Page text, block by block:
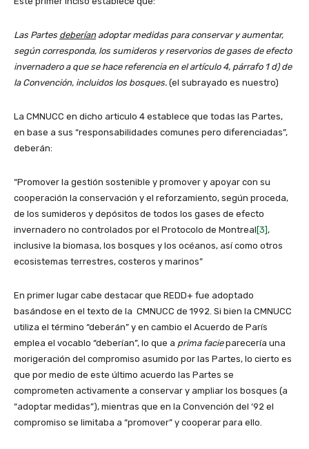
Las Partes deberían adoptar medidas para conservar y aumentar,
según corresponda, los sumideros y reservorios de gases de efecto
invernadero a que se hace referencia en el artículo 4, párrafo 1 d) de
la Convención, incluidos los bosques. (el subrayado es nuestro)
La CMNUCC en dicho articulo 4 establece que todas las Partes,
en base a sus “responsabilidades comunes pero diferenciadas”,
deberán:
“Promover la gestión sostenible y promover y apoyar con su
cooperación la conservación y el reforzamiento, según proceda,
de los sumideros y depósitos de todos los gases de efecto
invernadero no controlados por el Protocolo de Montreal[3],
inclusive la biomasa, los bosques y los océanos, así como otros
ecosistemas terrestres, costeros y marinos”
En primer lugar cabe destacar que REDD+ fue adoptado
basándose en el texto de la CMNUCC de 1992. Si bien la CMNUCC
utiliza el término “deberán” y en cambio el Acuerdo de París
emplea el vocablo “deberían”, lo que a prima facieparecería una
morigeración del compromiso asumido por las Partes, lo cierto es
que por medio de este último acuerdo las Partes se
comprometen activamente a conservar y ampliar los bosques (a
“adoptar medidas”), mientras que en la Convención del ‘92 el
compromiso se limitaba a “promover” y cooperar para ello.